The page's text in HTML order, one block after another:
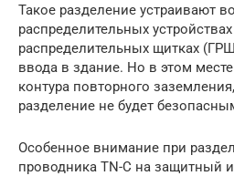
Такое разделение устраивают
распределительных
распределительных щитках
ввода в здание. Но в этом
контура повторного
разделение не будет
Особенное внимание при
проводника TN-C на защитный